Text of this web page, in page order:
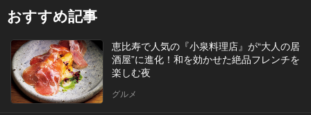
おすすめ記事
恵比寿で人気の『小泉料理店』が“大人の居
酒屋”に進化！和を効かせた絶品フレンチを
楽しむ夜
グルメ